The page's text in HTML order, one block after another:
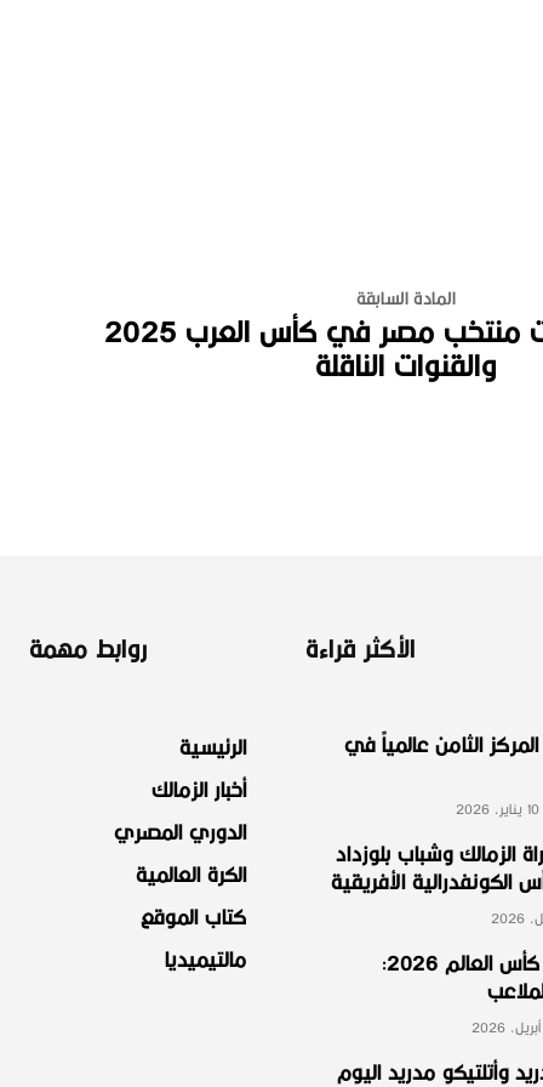
المادة السابقة
مواعيد مباريات منتخب مصر في كأس العرب 2025
والقنوات الناقلة
روابط مهمة
الرئيسية
أخبار الزمالك
الدوري المصري
الكرة العالمية
كتاب الموقع
مالتيميديا
الأكثر قراءة
الثامن عالمياً في
الزمالك وشباب بلوزداد
الأفريقية
مجموعة مصر في كأس العالم 2026:
وأتلتيكو مدريد اليوم